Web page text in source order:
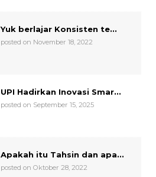
Yuk berlajar Konsisten te...
posted on November 18, 2022
UPI Hadirkan Inovasi Smar...
posted on September 15, 2025
Apakah itu Tahsin dan apa...
posted on Oktober 28, 2022